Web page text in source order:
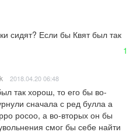
сидят? Если бы Квят был так
1
2018.04.20 06:48
так хорош, то его бы во-
сначала с ред булла а
росоо, а во-вторых он бы
смог бы себе найти